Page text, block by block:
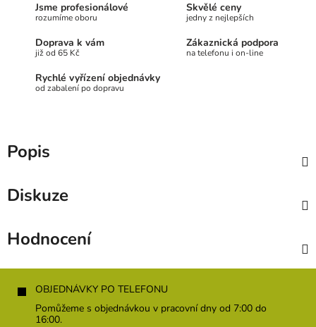
Jsme profesionálové
rozumíme oboru
Skvělé ceny
jedny z nejlepších
Doprava k vám
již od 65 Kč
Zákaznická podpora
na telefonu i on-line
Rychlé vyřízení objednávky
od zabalení po dopravu
Popis
Diskuze
Hodnocení
Z
OBJEDNÁVKY PO TELEFONU
Pomůžeme s objednávkou v pracovní dny od 7:00 do
16:00.